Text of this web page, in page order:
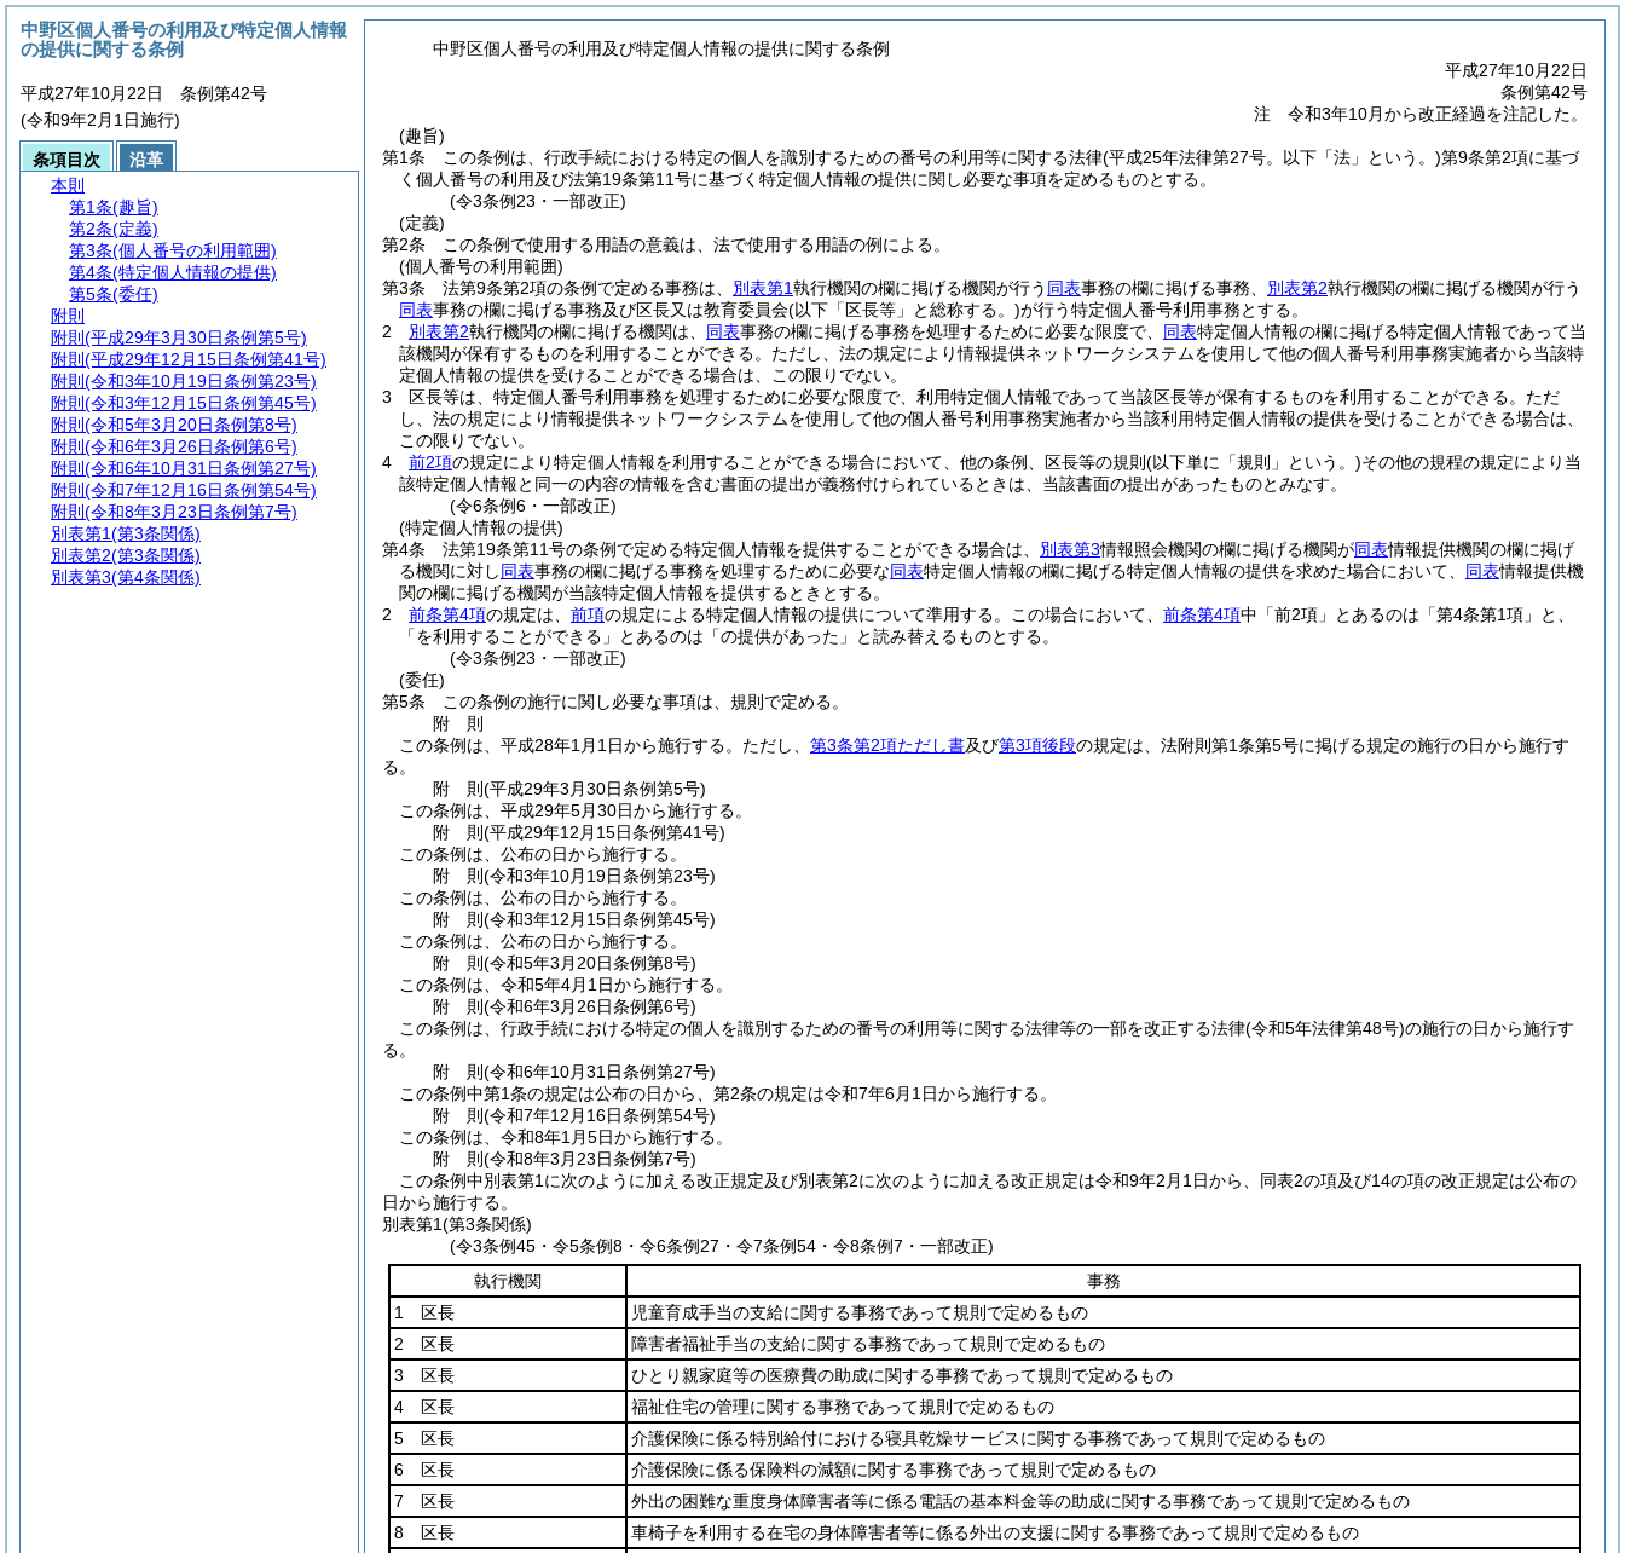
中野区個人番号の利用及び特定個人情報の提供に関する条例
平成27年10月22日
条例第42号
注 令和3年10月から改正経過を注記した。
(趣旨)
第1条
この条例は、行政手続における特定の個人を識別するための番号の利用等に関する法律(平成25年法律第27号。以下「法」という。)第9条第2項に基づ
く個人番号の利用及び法第19条第11号に基づく特定個人情報の提供に関し必要な事項を定めるものとする。
(令3条例23・一部改正)
(定義)
第2条
この条例で使用する用語の意義は、法で使用する用語の例による。
(個人番号の利用範囲)
第3条
法第9条第2項の条例で定める事務は、 別表第1執行機関の欄に掲げる機関が行う 同表事務の欄に掲げる事務、 別表第2執行機関の欄に掲げる機関が行う
同表事務の欄に掲げる事務及び区長又は教育委員会(以下「区長等」と総称する。)が行う特定個人番号利用事務とする。
2
別表第2執行機関の欄に掲げる機関は、 同表事務の欄に掲げる事務を処理するために必要な限度で、 同表特定個人情報の欄に掲げる特定個人情報であって当
該機関が保有するものを利用することができる。 ただし、法の規定により情報提供ネットワークシステムを使用して他の個人番号利用事務実施者から当該特
定個人情報の提供を受けることができる場合は、この限りでない。
3
区長等は、特定個人番号利用事務を処理するために必要な限度で、利用特定個人情報であって当該区長等が保有するものを利用することができる。 ただ
し、法の規定により情報提供ネットワークシステムを使用して他の個人番号利用事務実施者から当該利用特定個人情報の提供を受けることができる場合は、
この限りでない。
4
前2項の規定により特定個人情報を利用することができる場合において、他の条例、区長等の規則 (以下単に「規則」という。)その他の規程の規定により当
該特定個人情報と同一の内容の情報を含む書面の提出が義務付けられているときは、当該書面の提出があったものとみなす。
(令6条例6・一部改正)
(特定個人情報の提供)
第4条
法第19条第11号の条例で定める特定個人情報を提供することができる場合は、 別表第3情報照会機関の欄に掲げる機関が同表情報提供機関の欄に掲げ
る機関に対し同表事務の欄に掲げる事務を処理するために必要な同表特定個人情報の欄に掲げる特定個人情報の提供を求めた場合において、 同表情報提供機
関の欄に掲げる機関が当該特定個人情報を提供するときとする。
2
前条第4項の規定は、 前項の規定による特定個人情報の提供について準用する。 この場合において、 前条第4項中「前2項」とあるのは「第4条第1項」と、
「を利用することができる」とあるのは「の提供があった」と読み替えるものとする。
(令3条例23・一部改正)
(委任)
第5条
この条例の施行に関し必要な事項は、規則で定める。
附 則
この条例は、平成28年1月1日から施行する。 ただし、 第3条第2項ただし書及び第3項後段の規定は、法附則第1条第5号に掲げる規定の施行の日から施行す
る。
附 則(平成29年3月30日条例第5号)
この条例は、平成29年5月30日から施行する。
附 則(平成29年12月15日条例第41号)
この条例は、公布の日から施行する。
附 則(令和3年10月19日条例第23号)
この条例は、公布の日から施行する。
附 則(令和3年12月15日条例第45号)
この条例は、公布の日から施行する。
附 則(令和5年3月20日条例第8号)
この条例は、令和5年4月1日から施行する。
附 則(令和6年3月26日条例第6号)
この条例は、行政手続における特定の個人を識別するための番号の利用等に関する法律等の一部を改正する法律(令和5年法律第48号)の施行の日から施行す
る。
附 則(令和6年10月31日条例第27号)
この条例中第1条の規定は公布の日から、第2条の規定は令和7年6月1日から施行する。
附 則(令和7年12月16日条例第54号)
この条例は、令和8年1月5日から施行する。
附 則(令和8年3月23日条例第7号)
この条例中別表第1に次のように加える改正規定及び別表第2に次のように加える改正規定は令和9年2月1日から、同表2の項及び14の項の改正規定は公布の
日から施行する。
別表第1(第3条関係)
(令3条例45・令5条例8・令6条例27・令7条例54・令8条例7・一部改正)
執行機関
事務
1 区長
児童育成手当の支給に関する事務であって規則で定めるもの
2 区長
障害者福祉手当の支給に関する事務であって規則で定めるもの
3 区長
ひとり親家庭等の医療費の助成に関する事務であって規則で定めるもの
4 区長
福祉住宅の管理に関する事務であって規則で定めるもの
5 区長
介護保険に係る特別給付における寝具乾燥サービスに関する事務であって規則で定めるもの
6 区長
介護保険に係る保険料の減額に関する事務であって規則で定めるもの
7 区長
外出の困難な重度身体障害者等に係る電話の基本料金等の助成に関する事務であって規則で定めるもの
8 区長
車椅子を利用する在宅の身体障害者等に係る外出の支援に関する事務であって規則で定めるもの
中野区個人番号の利用及び特定個人情報
の提供に関する条例
平成27年10月22日 条例第42号
(令和9年2月1日施行)
条項目次
沿革
本則
第1条(趣旨)
第2条(定義)
第3条(個人番号の利用範囲)
第4条(特定個人情報の提供)
第5条(委任)
附則
附則 (平成29年3月30日条例第5号)
附則 (平成29年12月15日条例第41号)
附則 (令和3年10月19日条例第23号)
附則 (令和3年12月15日条例第45号)
附則 (令和5年3月20日条例第8号)
附則 (令和6年3月26日条例第6号)
附則 (令和6年10月31日条例第27号)
附則 (令和7年12月16日条例第54号)
附則 (令和8年3月23日条例第7号)
別表第1(第3条関係)
別表第2(第3条関係)
別表第3(第4条関係)